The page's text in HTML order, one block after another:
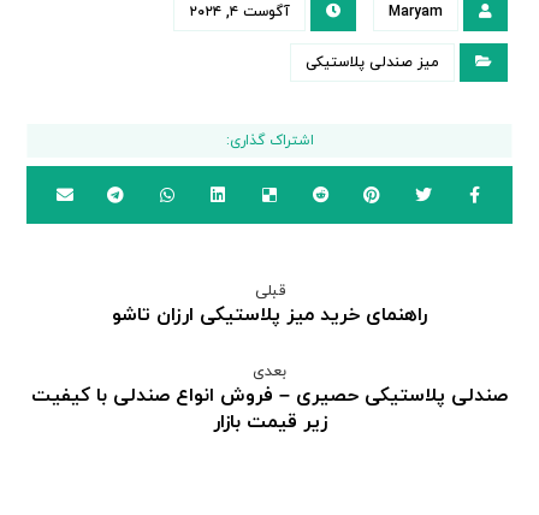
Maryam آگوست ۴, ۲۰۲۴
میز صندلی پلاستیکی
قبلی
راهنمای خرید میز پلاستیکی ارزان تاشو
بعدی
صندلی پلاستیکی حصیری – فروش انواع صندلی با کیفیت
زیر قیمت بازار